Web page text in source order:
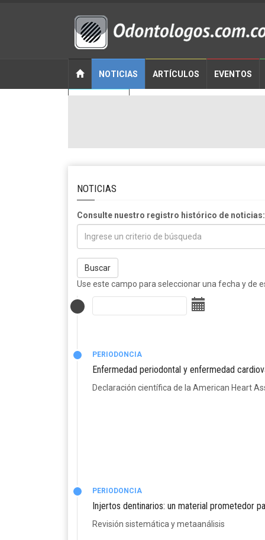
NOTICIAS ARTÍCULOS EVENTOS
NOTICIAS
Consulte nuestro registro histórico de noticias:
Buscar
Use este campo para seleccionar una fecha y de
PERIODONCIA
Enfermedad periodontal y enfermedad
Declaración científica de la American Heart
PERIODONCIA
Injertos dentinarios: un material prometedor
Revisión sistemática y metaanálisis